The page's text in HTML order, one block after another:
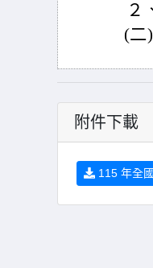
２
(二)
附件下載
115 年全